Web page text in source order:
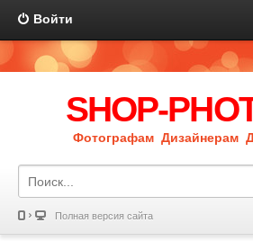
Войти
SHOP-
Фотографам Дизайнерам
Полная версия сайта